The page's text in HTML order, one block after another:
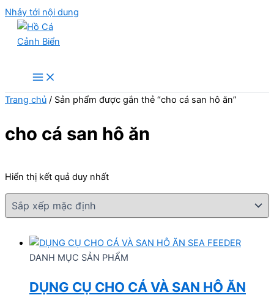
Nhảy tới nội dung
Trang chủ / Sản phẩm được gắn thẻ “cho cá san hô ăn”
cho cá san hô ăn
Hiển thị kết quả duy nhất
DANH MỤC SẢN PHẨM
DỤNG CỤ CHO CÁ VÀ SAN HÔ ĂN